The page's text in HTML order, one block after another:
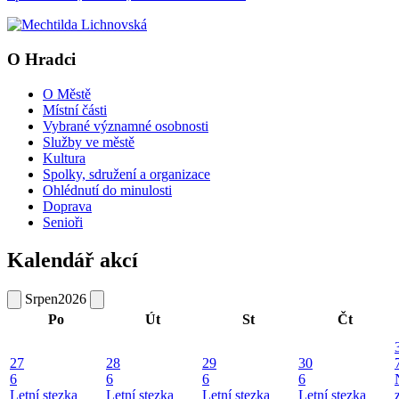
O Hradci
O Městě
Místní části
Vybrané významné osobnosti
Služby ve městě
Kultura
Spolky, sdružení a organizace
Ohlédnutí do minulosti
Doprava
Senioři
Kalendář akcí
Srpen2026
Po
Út St Čt
27
6
Letní stezka
28
6
Letní stezka
29
6
Letní stezka
30
6
Letní stezka